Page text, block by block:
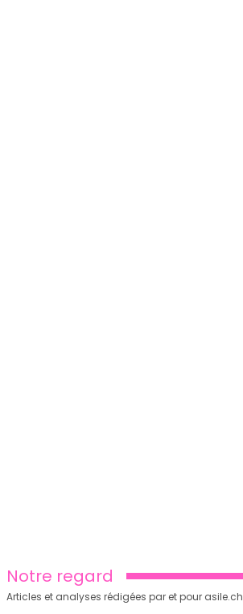
Notre regard
Articles et analyses rédigées par et pour asile.ch